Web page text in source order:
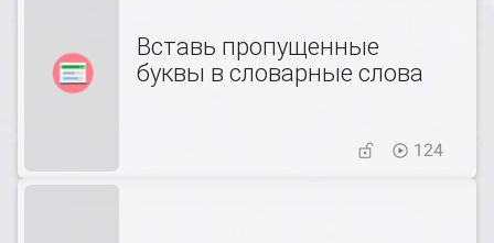
Вставь пропущенные
буквы в словарные слова
124